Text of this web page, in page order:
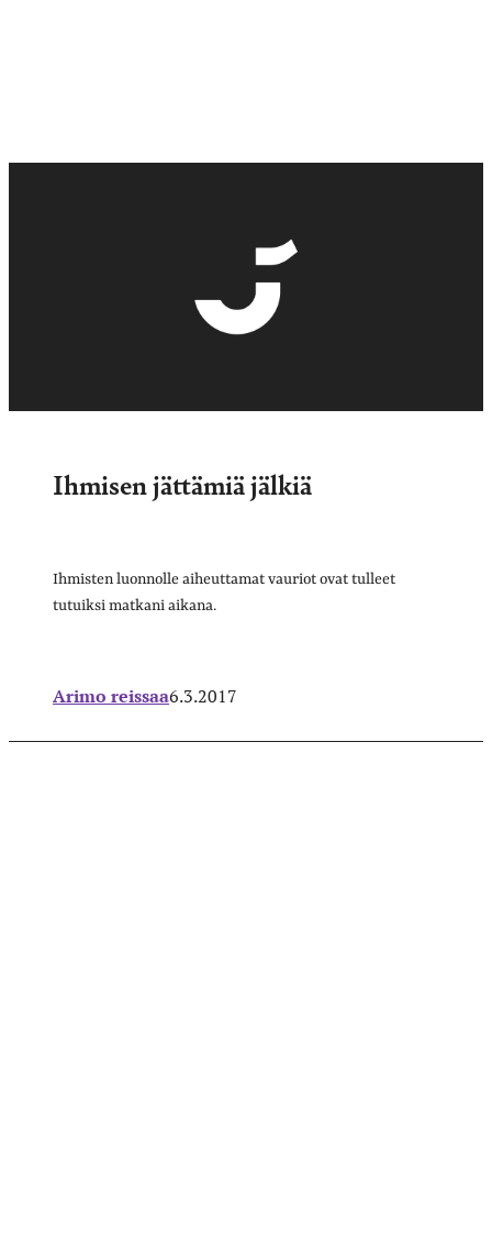
Ihmisen jättämiä jälkiä
Ihmisten luonnolle aiheuttamat vauriot ovat tulleet
tutuiksi matkani aikana.
Arimo reissaa6.3.2017